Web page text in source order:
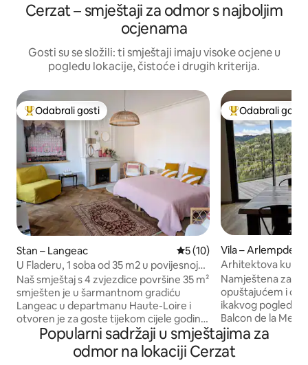
Cerzat – smještaji za odmor s najboljim
ocjenama
Gosti su se složili: ti smještaji imaju visoke ocjene u
pogledu lokacije, čistoće i drugih kriterija.
Među najviše rangiranima s oznakom „Odabrali gosti”
Odabrali gosti
Stan – Langeac Prosječna ocjena: 5/5,
5 (10)
U Fladeru, 1 soba od 35 m2 u povijesnoj
jezgri
Naš smještaj s 4 zvjezdice površine 35 m²
smješten je u šarmantnom gradiću
Langeac u departmanu Haute-Loire i
otvoren je za goste tijekom cijele godine.
Bilo da ste ovdje na obiteljskom odmoru,
romantičnom odmoru ili poslovnom
putovanju, pronaći ćete svu udobnost
Među najviše
Odabrali gosti
Vila – Arlempdes
Arhitektova kuća
Namještena za turizam
opuštajućem i
ikakvog pogleda,
Balcon de la
iskustvo koje
prirodu. Smještaj površine 170m ² nalazi
se na
Popularni sadržaji u smještajima za
odmor na lokaciji Cerzat